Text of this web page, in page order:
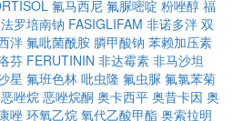
氟马西尼 氟脲嘧啶 粉唑醇 福
法罗培南钠 FASIGLIFAM 非诺多泮 双
泮 氟吡菌酰胺 膦甲酸钠 苯赖加压素
芬 FERUTININ 非达霉素 非马沙坦
星 氟班色林 吡虫隆 氟虫脲 氟氯苯菊
恶唑烷 恶唑烷酮 奥卡西平 奥昔卡因 奥
唑 环氧乙烷 氧代乙酸甲酯 奥索拉明